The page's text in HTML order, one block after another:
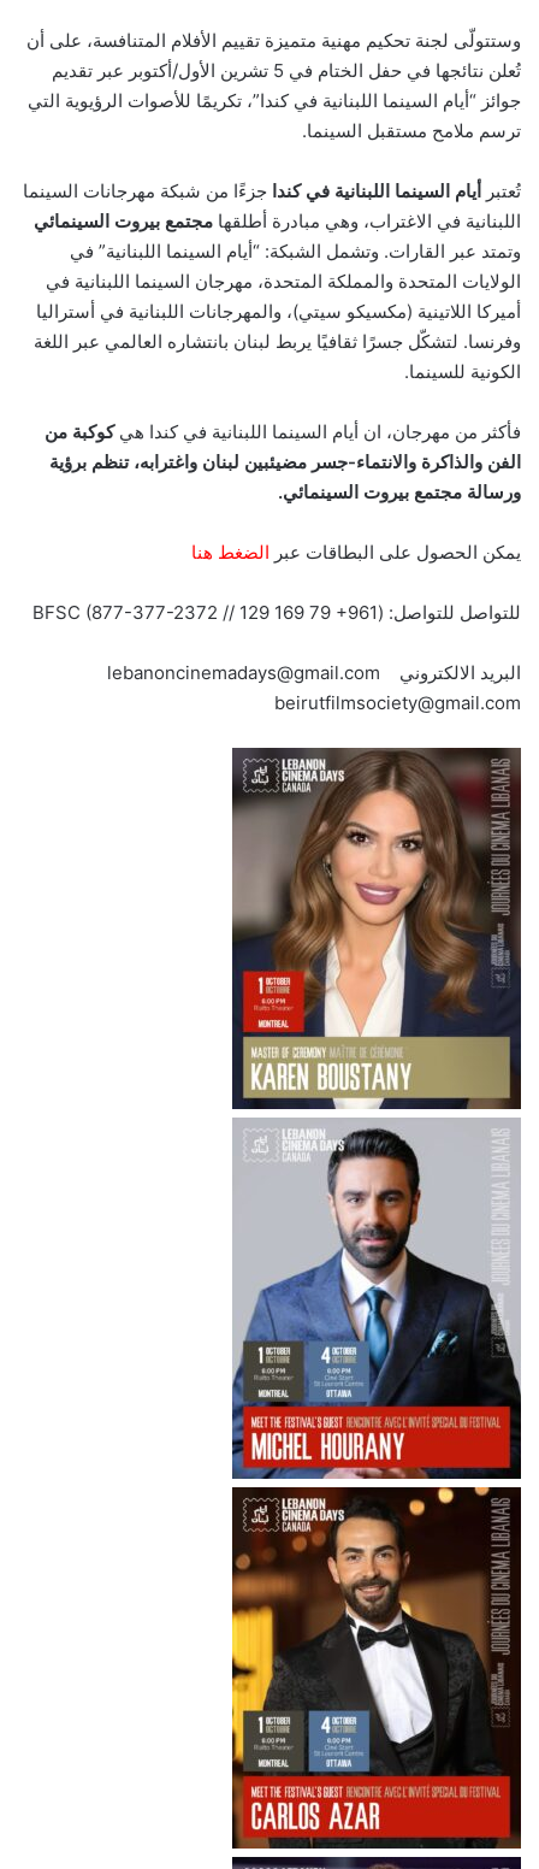
وستتولّى لجنة تحكيم مهنية متميزة تقييم الأفلام المتنافسة، على أن
تُعلن نتائجها في حفل الختام في 5 تشرين الأول/أكتوبر عبر تقديم
جوائز “أيام السينما اللبنانية في كندا”، تكريمًا للأصوات الرؤيوية التي
ترسم ملامح مستقبل السينما.
تُعتبر أيام السينما اللبنانية في كندا جزءًا من شبكة مهرجانات السينما
اللبنانية في الاغتراب، وهي مبادرة أطلقها مجتمع بيروت السينمائي
وتمتد عبر القارات. وتشمل الشبكة: “أيام السينما اللبنانية” في
الولايات المتحدة والمملكة المتحدة، مهرجان السينما اللبنانية في
أميركا اللاتينية (مكسيكو سيتي)، والمهرجانات اللبنانية في أستراليا
وفرنسا. لتشكّل جسرًا ثقافيًا يربط لبنان بانتشاره العالمي عبر اللغة
الكونية للسينما.
فأكثر من مهرجان، ان أيام السينما اللبنانية في كندا هيكوكبة من
الفن والذاكرة والانتماء-جسر مضيئبين لبنان واغترابه، تنظم برؤية
ورسالة مجتمع بيروت السينمائي.
يمكن الحصول على البطاقات عبر الضغط هنا
للتواصل للتواصل: (BFSC (877-377-2372 // 129 169 79 +961
البريد الالكتروني lebanoncinemadays@gmail.com
beirutfilmsociety@gmail.com